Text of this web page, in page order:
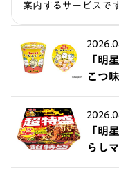
案内するサービスで
「明
こつ
「明
らし